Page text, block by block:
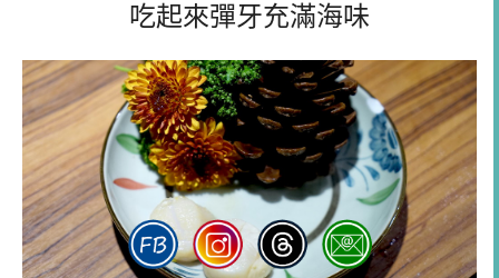
吃起來彈牙充滿海味